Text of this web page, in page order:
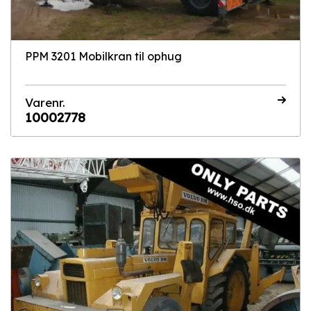
PPM 3201 Mobilkran til ophug
Varenr.
10002778